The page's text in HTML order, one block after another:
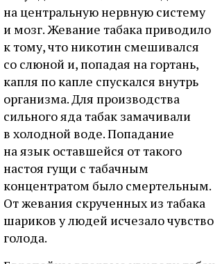
на центральную нервную систему
и мозг. Жевание табака приводило
к тому, что никотин смешивался
со слюной и, попадая на гортань,
капля по капле спускался внутрь
организма. Для производства
сильного яда табак замачивали
в холодной воде. Попадание
на язык оставшейся от такого
настоя гущи с табачным
концентратом было смертельным.
От жевания скрученных из табака
шариков у людей исчезало чувство
голода.